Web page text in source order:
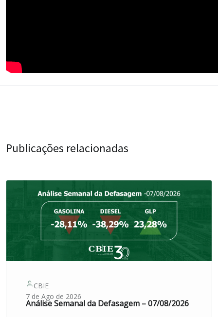
Publicações relacionadas
CBIE
7 de Ago de 2026
Análise Semanal da Defasagem – 07/08/2026